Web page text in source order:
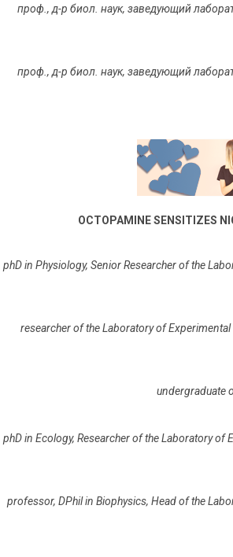
проф., д-р биол. наук, заведующий
проф., д-р биол. наук, заведующий
OCTOPAMINE SENSITIZES
рhD in Physiology, Senior Researcher of the
researcher of the Laboratory of
undergraduate
phD in Ecology, Researcher of the Laboratory of
professor, DPhil in Biophysics, Head of the